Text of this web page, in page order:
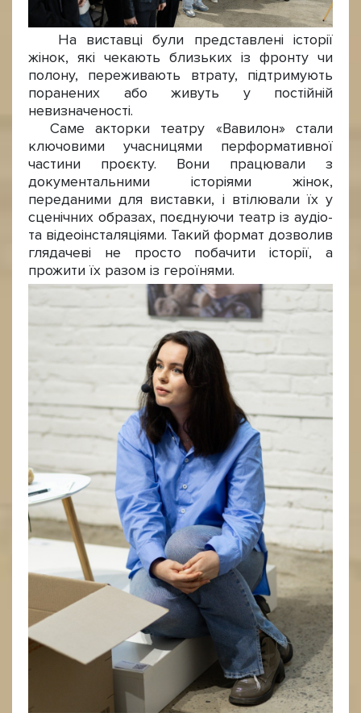
На виставці були представлені історії
жінок, які чекають близьких із фронту чи
полону, переживають втрату, підтримують
поранених або живуть у постійній
невизначеності.
Саме акторки театру «Вавилон» стали
ключовими учасницями перформативної
частини проєкту. Вони працювали з
документальними історіями жінок,
переданими для виставки, і втілювали їх у
сценічних образах, поєднуючи театр із аудіо-
та відеоінсталяціями. Такий формат дозволив
глядачеві не просто побачити історії, а
прожити їх разом із героїнями.